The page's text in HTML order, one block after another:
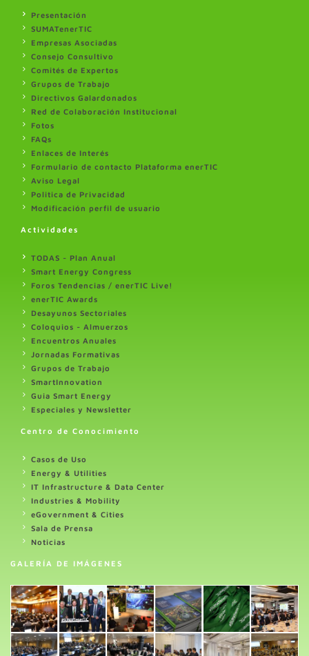
Presentación
SUMATenerTIC
Empresas Asociadas
Consejo Consultivo
Comités de Expertos
Grupos de Trabajo
Directivos Galardonados
Red de Colaboración Institucional
Fotos
FAQs
Enlaces de Interés
Formulario de contacto Plataforma enerTIC
Aviso Legal
Politica de Privacidad
Modificación perfil de usuario
Actividades
TODAS - Plan Anual
Smart Energy Congress
Foros Tendencias / enerTIC Live!
enerTIC Awards
Desayunos Sectoriales
Coloquios - Almuerzos
Encuentros Anuales
Jornadas Formativas
Grupos de Trabajo
SmartInnovation
Guia Smart Energy
Especiales y Newsletter
Centro de Conocimiento
Casos de Uso
Energy & Utilities
IT Infrastructure & Data Center
Industries & Mobility
eGovernment & Cities
Sala de Prensa
Noticias
GALERÍA DE IMÁGENES